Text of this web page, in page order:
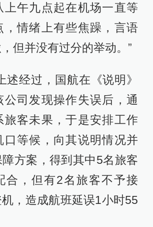
上午九点起在机场一直等
，情绪上有些焦躁，言语
，但并没有过分的举动。”
过，国航在《说明》
公司发现操作失误后，通
旅客未果，于是安排工作
口等候，向其说明情况并
方案，得到其中5名旅客
合，但有2名旅客不予接
，造成航班延误1小时55